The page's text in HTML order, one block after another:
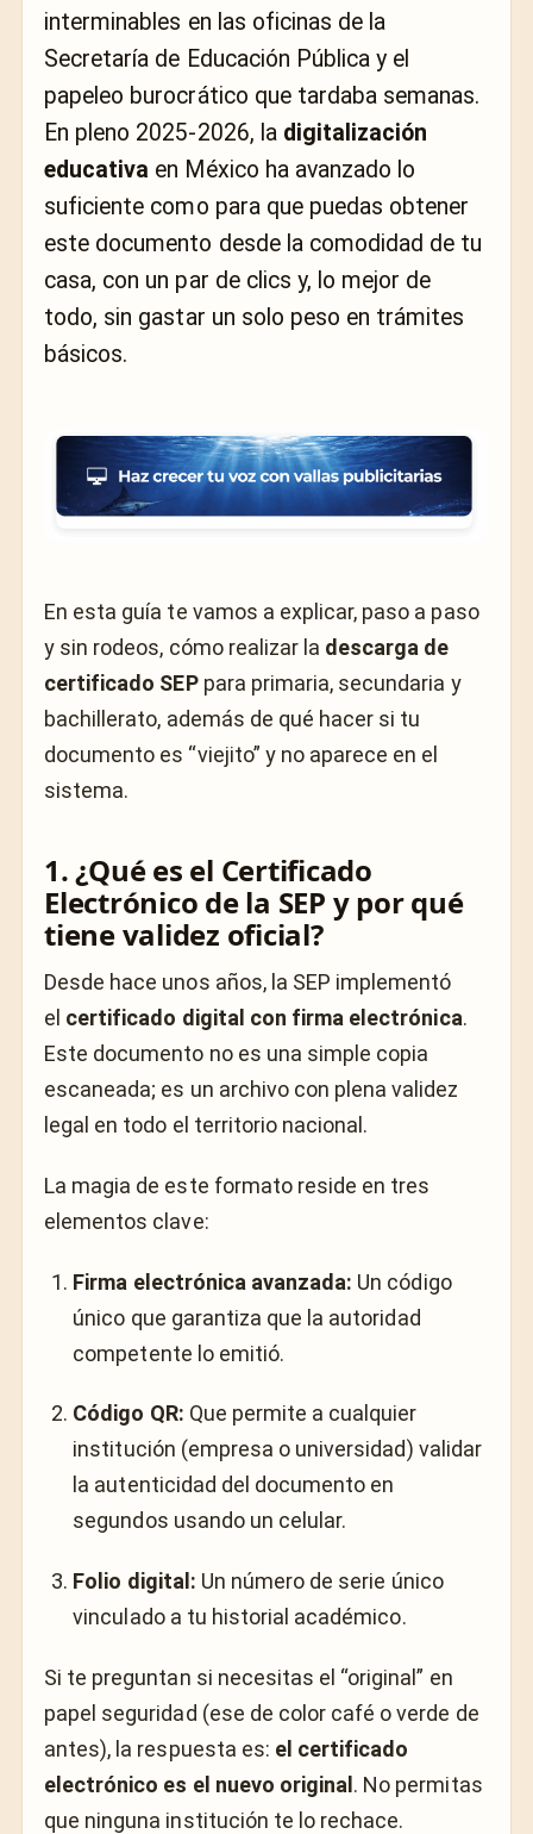
interminables en las oficinas de la
Secretaría de Educación Pública y el
papeleo burocrático que tardaba semanas.
En pleno 2025-2026, la digitalización
educativa en México ha avanzado lo
suficiente como para que puedas obtener
este documento desde la comodidad de tu
casa, con un par de clics y, lo mejor de
todo, sin gastar un solo peso en trámites
básicos.
En esta guía te vamos a explicar, paso a paso
y sin rodeos, cómo realizar la descarga de
certificado SEPpara primaria, secundaria y
bachillerato, además de qué hacer si tu
documento es “viejito” y no aparece en el
sistema.
1. ¿Qué es el Certificado
Electrónico de la SEP y por qué
tiene validez oficial?
Desde hace unos años, la SEP implementó
el certificado digital con firma electrónica.
Este documento no es una simple copia
escaneada; es un archivo con plena validez
legal en todo el territorio nacional.
La magia de este formato reside en tres
elementos clave:
Firma electrónica avanzada: Un código
único que garantiza que la autoridad
competente lo emitió.
Código QR: Que permite a cualquier
institución (empresa o universidad) validar
la autenticidad del documento en
segundos usando un celular.
Folio digital: Un número de serie único
vinculado a tu historial académico.
Si te preguntan si necesitas el “original” en
papel seguridad (ese de color café o verde de
antes), la respuesta es: el certificado
electrónico es el nuevo original. No permitas
que ninguna institución te lo rechace.